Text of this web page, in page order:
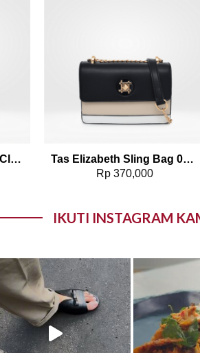
Tas Emsio by Elizabeth Clutch 0706-0652
Tas Elizabeth Sling Bag 0706-0728
Rp 370,000
IKUTI INSTAGRAM